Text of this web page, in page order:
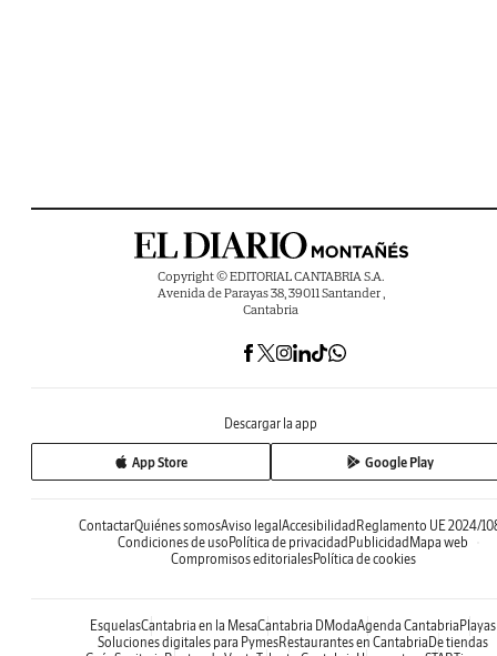
Copyright © EDITORIAL CANTABRIA S.A.
Avenida de Parayas 38, 39011 Santander ,
Cantabria
Descargar la app
App Store Google Play
ContactarQuiénes somosAviso legal Accesibilidad Reglamento UE 2024/
Condiciones de uso Política de privacidad Publicidad Mapa web
Compromisos editorialesPolítica de cookies
EsquelasCantabria en la MesaCantabria DModaAgenda Cantabria Playas
Soluciones digitales para PymesRestaurantes en Cantabria De tiendas